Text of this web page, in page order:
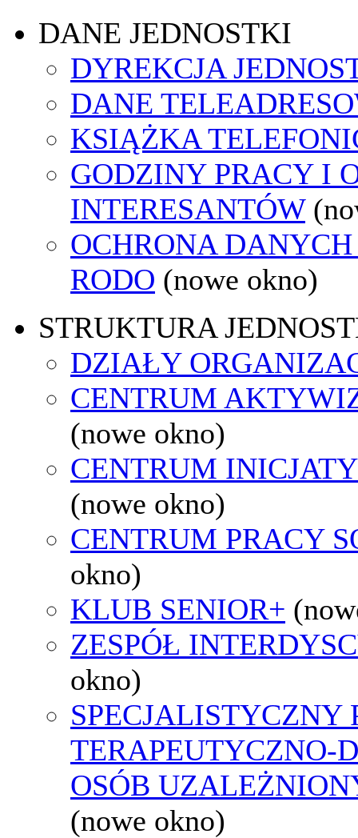
DANE JEDNOSTKI
DYREKCJA
DANE
KSIĄŻKA
GODZINY PRACY I
INTERESANTÓW
OCHRONA
RODO (nowe okno)
STRUKTURA
DZIAŁY
CENTRUM
(nowe okno)
CENTRUM
(nowe okno)
CENTRUM PRACY
okno)
KLUB SENIOR+
ZESPÓŁ
okno)
SPECJALISTYCZNY
TERAPEUTYCZNO-
OSÓB
(nowe okno)